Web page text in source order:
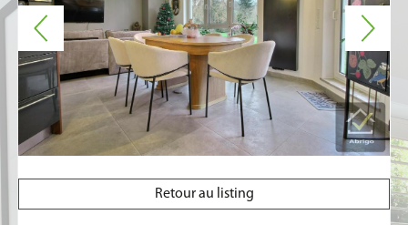
Retour au listing